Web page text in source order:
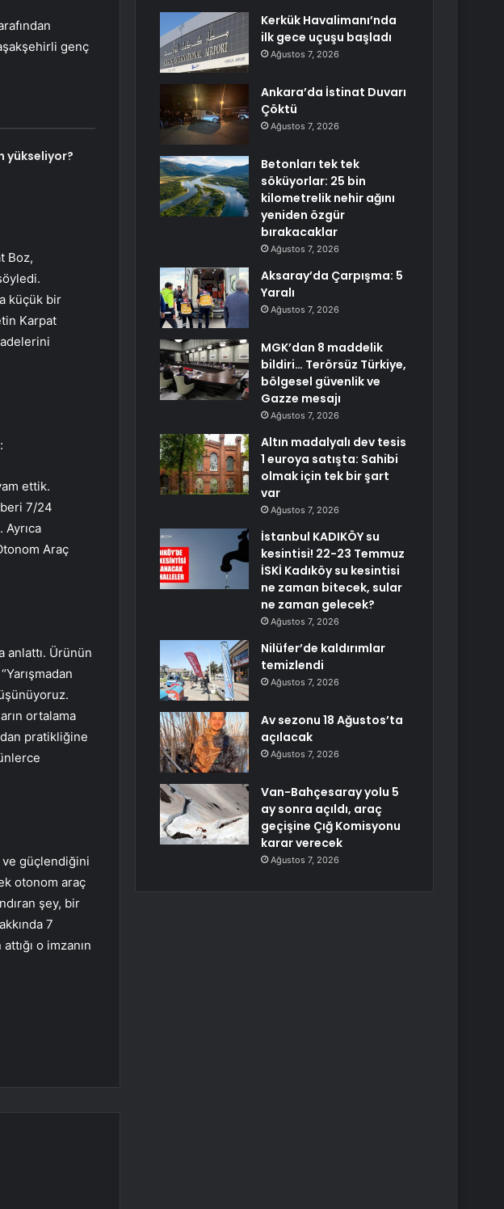
genç
yükseliyor?
Boz,
küçük bir
Karpat
ettik.
7/24
Ayrıca
Araç
anlattı. Ürünün
ortalama
pratikliğine
ve güçlendiğini
otonom araç
şey, bir
7
o imzanın
Kerkük Havalimanı’nda
ilk gece uçuşu başladı
Ağustos 7, 2026
Ankara’da İstinat Duvarı
Çöktü
Ağustos 7, 2026
Betonları tek tek
söküyorlar: 25 bin
kilometrelik nehir ağını
yeniden özgür
bırakacaklar
Ağustos 7, 2026
Aksaray’da Çarpışma: 5
Yaralı
Ağustos 7, 2026
MGK’dan 8 maddelik
bildiri… Terörsüz Türkiye,
bölgesel güvenlik ve
Gazze mesajı
Ağustos 7, 2026
Altın madalyalı dev tesis
1 euroya satışta: Sahibi
olmak için tek bir şart
var
Ağustos 7, 2026
İstanbul KADIKÖY su
kesintisi! 22-23 Temmuz
İSKİ Kadıköy su kesintisi
ne zaman bitecek, sular
ne zaman gelecek?
Ağustos 7, 2026
Nilüfer’de kaldırımlar
temizlendi
Ağustos 7, 2026
Av sezonu 18 Ağustos’ta
açılacak
Ağustos 7, 2026
Van-Bahçesaray yolu 5
ay sonra açıldı, araç
geçişine Çığ Komisyonu
karar verecek
Ağustos 7, 2026